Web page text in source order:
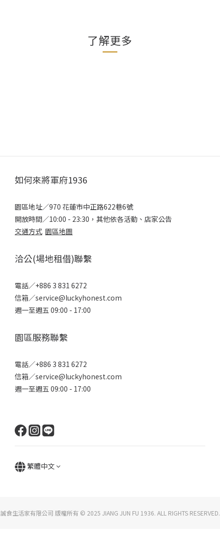
了解更多
如何來將軍府1936
園區地址／970 花蓮市中正路622巷6號
開放時間／10:00 - 23:30，其他依各活動、店家公告
交通方式 園區地圖
洽公(場地租借)聯繫
電話／+886 3 831 6272
信箱／service@luckyhonest.com
週一至週五 09:00 - 17:00
園區服務聯繫
電話／+886 3 831 6272
信箱／service@luckyhonest.com
週一至週五 09:00 - 17:00
繁體中文
誠食生活家有限公司 版權所有 © 2025 JIANG JUN FU 1936. ALL RIGHTS RESERVED.